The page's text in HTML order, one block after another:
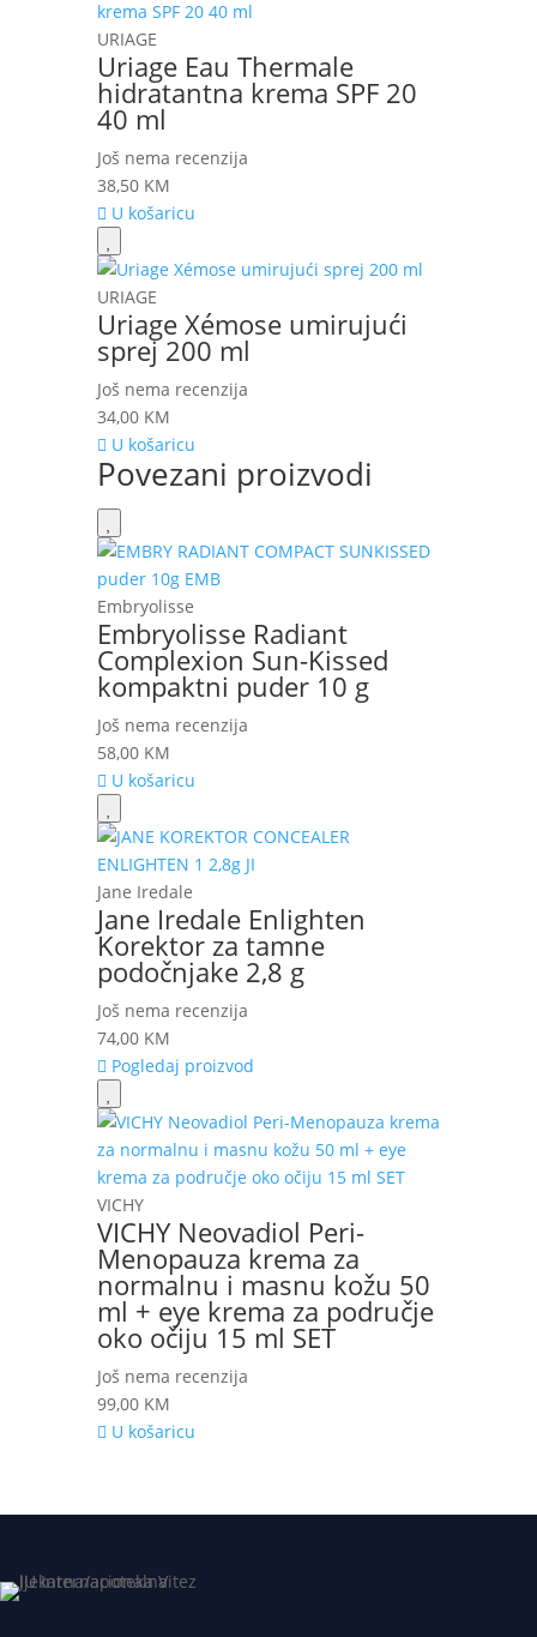
URIAGE
Uriage Eau Thermale
hidratantna krema SPF 20
40 ml
Još nema recenzija
38,50 KM
U košaricu
URIAGE
Uriage Xémose umirujući
sprej 200 ml
Još nema recenzija
34,00 KM
U košaricu
Povezani proizvodi
Embryolisse
Embryolisse Radiant
Complexion Sun-Kissed
kompaktni puder 10 g
Još nema recenzija
58,00 KM
U košaricu
Jane Iredale
Jane Iredale Enlighten
Korektor za tamne
podočnjake 2,8 g
Još nema recenzija
74,00 KM
Pogledaj proizvod
VICHY
VICHY Neovadiol Peri-
Menopauza krema za
normalnu i masnu kožu 50
ml + eye krema za područje
oko očiju 15 ml SET
Još nema recenzija
99,00 KM
U košaricu